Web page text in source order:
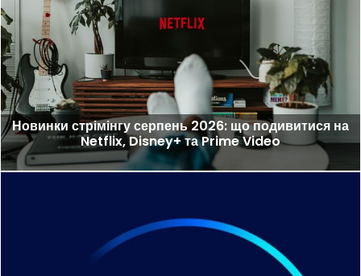
Новинки стрімінгу серпень 2026: що подивитися на
Netflix, Disney+ та Prime Video